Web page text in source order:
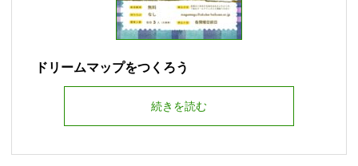
ドリームマップをつくろう
続きを読む